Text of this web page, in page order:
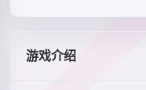
游戏介绍